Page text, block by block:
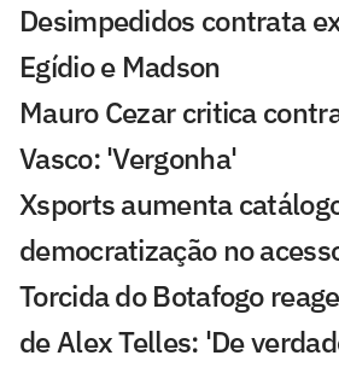
Desimpedidos contrata
Egídio e Madson
Mauro Cezar critica
Vasco: 'Vergonha'
Xsports aumenta
democratização no
Torcida do Botafogo
de Alex Telles: 'De